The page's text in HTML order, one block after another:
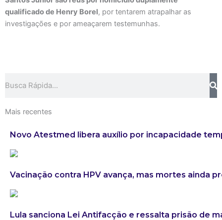
qualificado de Henry Borel, por tentarem atrapalhar as
investigações e por ameaçarem testemunhas.
Mais recentes
Novo Atestmed libera auxílio por incapacidade
Vacinação contra HPV avança, mas mortes ainda
Lula sanciona Lei Antifacção e ressalta prisão de